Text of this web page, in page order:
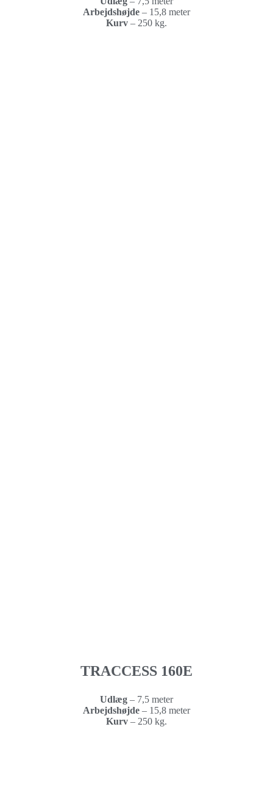
Arbejdshøjde – 15,8 meter
Kurv – 250 kg.
TRACCESS 160E
Udlæg – 7,5 meter
Arbejdshøjde – 15,8 meter
Kurv – 250 kg.